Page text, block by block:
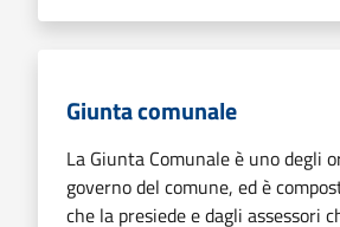
Giunta comunale
La Giunta Comunale è uno degli
governo del comune, ed è
che la presiede e dagli assessori